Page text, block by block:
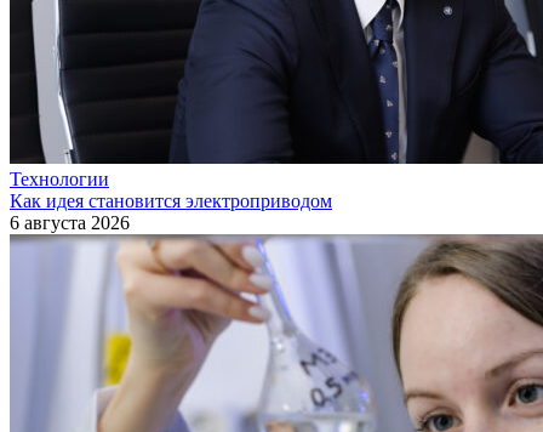
Технологии
Как идея становится электроприводом
6 августа 2026